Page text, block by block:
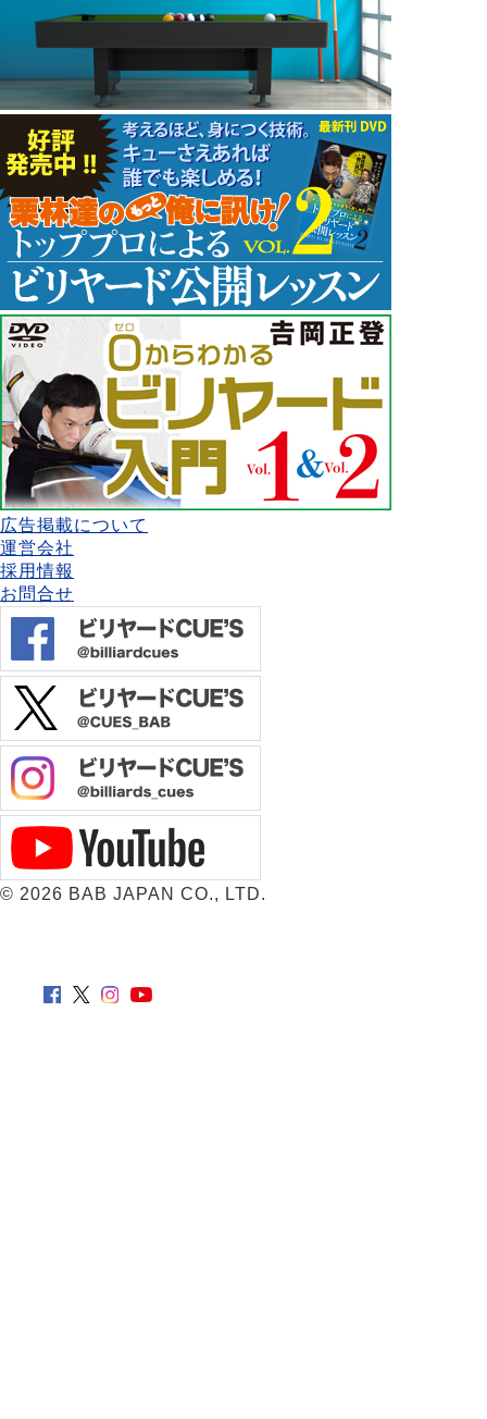
広告掲載について
運営会社
採用情報
お問合せ
© 2026 BAB JAPAN CO., LTD.